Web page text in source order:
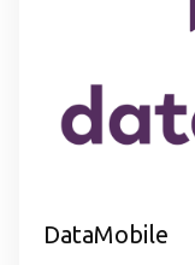
DataMobile